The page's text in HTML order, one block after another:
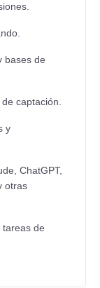
bases de
captación.
y
ChatGPT,
otras
de